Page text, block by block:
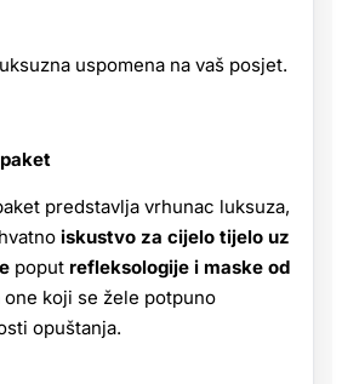
uspomena na vaš posjet.
predstavlja vrhunac luksuza,
iskustvo za cijelo tijelo uz
poput refleksologije i maske od
one koji se žele potpuno
opuštanja.